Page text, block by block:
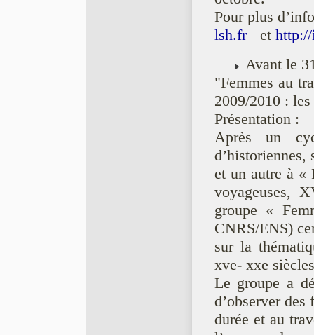
Pour plus
lsh.fr
et
Avant le
"Femmes au
2009/2010 :
Présentation :
Après un
et un autre à «
voyageuses,
groupe «
CNRS/ENS)
sur la
xve- xxe
Le groupe a
d’observer
durée et au